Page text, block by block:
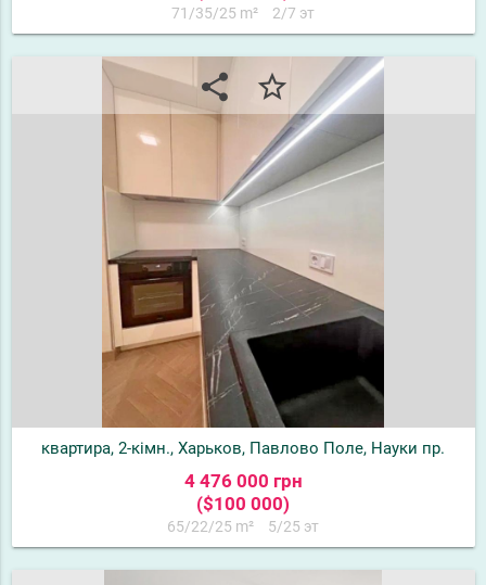
71/35/25 m² 2/7 эт
share star_border
квартира, 2-кімн., Харьков, Павлово Поле, Науки пр.
4 476 000 грн
($100 000)
65/22/25 m² 5/25 эт